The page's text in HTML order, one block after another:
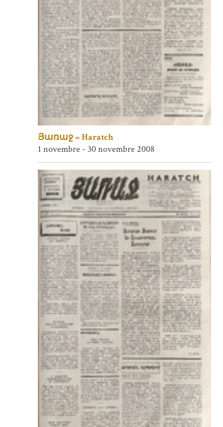
Յառաջ = Haratch
1 novembre - 30 novembre 2008